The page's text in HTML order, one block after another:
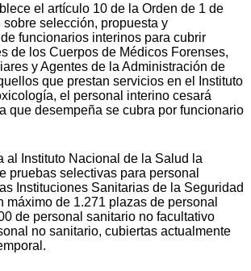
el artículo 10 de la Orden de 1 de
sobre selección, propuesta y
funcionarios interinos para cubrir
de los Cuerpos de Médicos Forenses,
y Agentes de la Administración de
que prestan servicios en el Instituto
el personal interino cesará
que desempeña se cubra por funcionario
Instituto Nacional de la Salud la
pruebas selectivas para personal
Instituciones Sanitarias de la Seguridad
máximo de 1.271 plazas de personal
de personal sanitario no facultativo
no sanitario, cubiertas actualmente